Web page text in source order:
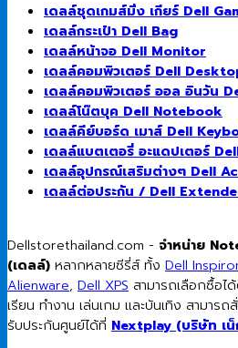
เดลล์ชุดเกมส์มิ่ง เกียร์ Dell
เดลล์กระเป๋า Dell Bag
เดลล์หน้าจอ Dell Monitor
เดลล์คอมพิวเตอร์ Dell
เดลล์คอมพิวเตอร์ ออล อินวัน
เดลล์โน๊ตบุค Dell Notebook
เดลล์คีย์บอร์ด เมาส์ Dell
เดลล์แบตเตอรี่ อะแดปเตอร์
เดลล์อุปกรณ์เสริมต่างๆ Dell
เดลล์ต่อประกัน / Dell
Dellstorethailand.com - จำหน่าย
(เดลล์) หลากหลายซีรี่ส์ ทั้ง Dell
Alienware, Dell XPS สามารถเลือกซื้อไ
เรียน ทำงาน เล่นเกม และบันเทิง สามาร
รับประกันศูนย์ได้ที่ Nextplay (บริษัท เ